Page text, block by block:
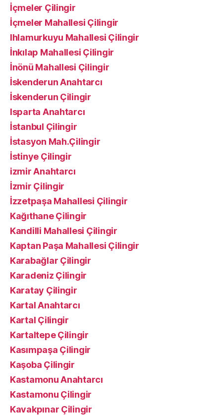
İçmeler Çilingir
İçmeler Mahallesi Çilingir
Ihlamurkuyu Mahallesi Çilingir
İnkılap Mahallesi Çilingir
İnönü Mahallesi Çilingir
İskenderun Anahtarcı
İskenderun Çilingir
Isparta Anahtarcı
İstanbul Çilingir
İstasyon Mah.Çilingir
İstinye Çilingir
izmir Anahtarcı
İzmir Çilingir
İzzetpaşa Mahallesi Çilingir
Kağıthane Çilingir
Kandilli Mahallesi Çilingir
Kaptan Paşa Mahallesi Çilingir
Karabağlar Çilingir
Karadeniz Çilingir
Karatay Çilingir
Kartal Anahtarcı
Kartal Çilingir
Kartaltepe Çilingir
Kasımpaşa Çilingir
Kaşoba Çilingir
Kastamonu Anahtarcı
Kastamonu Çilingir
Kavakpınar Çilingir